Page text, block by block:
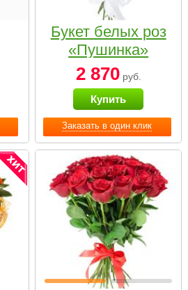
Заказать в один клик
Букет белых роз
«Пушинка»
2 870руб.
Купить